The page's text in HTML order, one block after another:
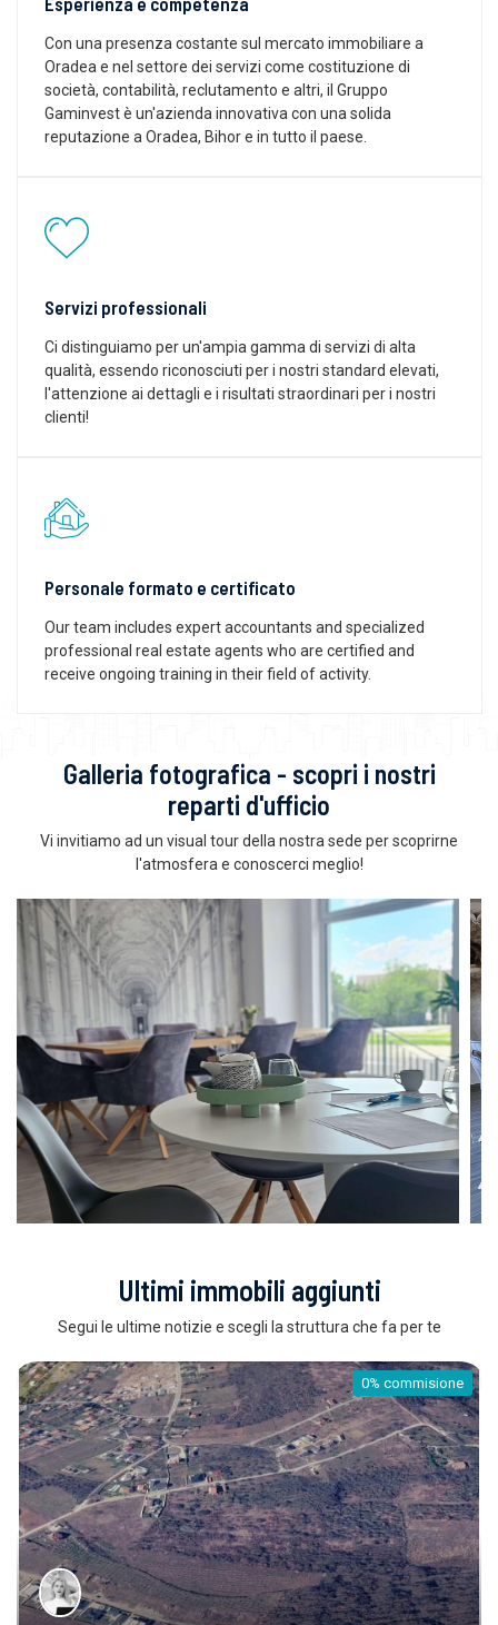
Con una presenza costante sul mercato immobiliare a
Oradea e nel settore dei servizi come costituzione di
società, contabilità, reclutamento e altri, il Gruppo
Gaminvest è un'azienda innovativa con una solida
reputazione a Oradea, Bihor e in tutto il paese.
Servizi professionali
Ci distinguiamo per un'ampia gamma di servizi di alta
qualità, essendo riconosciuti per i nostri standard elevati,
l'attenzione ai dettagli e i risultati straordinari per i nostri
clienti!
Personale formato e certificato
Our team includes expert accountants and specialized
professional real estate agents who are certified and
receive ongoing training in their field of activity.
Galleria fotografica - scopri i nostri
reparti d'ufficio
Vi invitiamo ad un visual tour della nostra sede per scoprirne
l'atmosfera e conoscerci meglio!
Ultimi immobili aggiunti
Segui le ultime notizie e scegli la struttura che fa per te
0% commisione